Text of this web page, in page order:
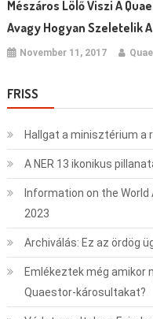
Mészáros Lölő Viszi A
Avagy Hogyan Szeletelik
November 11, 2017
FRISS
Hallgat a minisztérium a
A NER 13 ikonikus
Information on the
2023
Archiválás: Ez az ördög
Emlékeztek még amikor
Quaestor-károsultakat?